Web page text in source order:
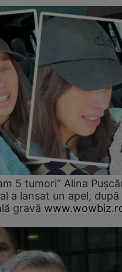
5 tumori” Alina
a lansat un apel, după
gravă